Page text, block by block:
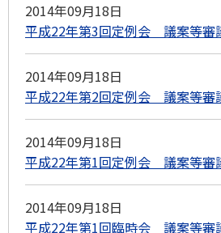
2014年09月18日
平成22年第3回定例会 議案等審
2014年09月18日
平成22年第2回定例会 議案等審
2014年09月18日
平成22年第1回定例会 議案等審
2014年09月18日
平成22年第1回臨時会 議案等審